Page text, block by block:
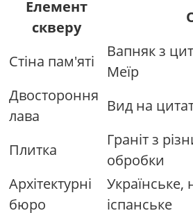
Елемент
скверу
Стіна пам'яті
Вапняк з
Меїр
Двостороння
лава
Вид на
Плитка
Граніт з
обробки
Архітектурні
бюро
Українське,
іспанське